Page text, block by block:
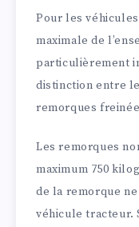
Pour les
maximale de
particulièrement
distinction entre
remorques
Les remorques
maximum 750
de la remorque
véhicule tracteur.